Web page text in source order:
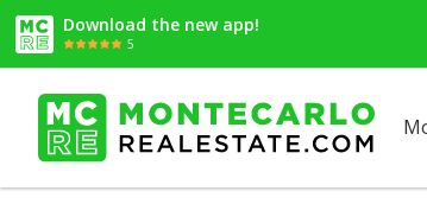
Download the new app!
5